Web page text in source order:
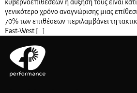
κυβερνοεπιθέσεων η αύξηση τους είναι
γενικότερο χρόνο αναγνώρισης μιας
70% των επιθέσεων περιλαμβάνει τη
East-West […]